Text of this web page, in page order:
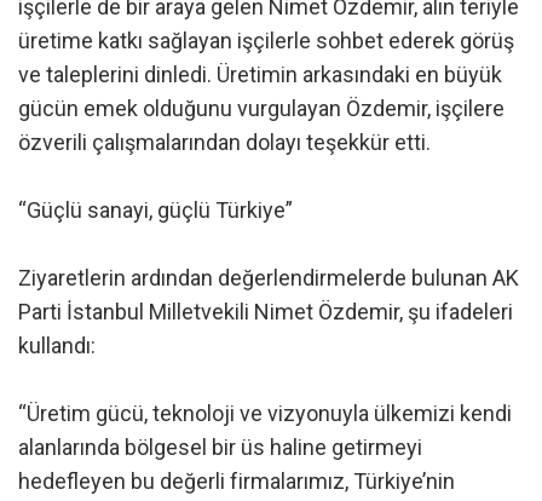
işçilerle de bir araya gelen Nimet Özdemir, alın teriyle
üretime katkı sağlayan işçilerle sohbet ederek görüş
ve taleplerini dinledi. Üretimin arkasındaki en büyük
gücün emek olduğunu vurgulayan Özdemir, işçilere
özverili çalışmalarından dolayı teşekkür etti.
“Güçlü sanayi, güçlü Türkiye”
Ziyaretlerin ardından değerlendirmelerde bulunan AK
Parti İstanbul Milletvekili Nimet Özdemir, şu ifadeleri
kullandı:
“Üretim gücü, teknoloji ve vizyonuyla ülkemizi kendi
alanlarında bölgesel bir üs haline getirmeyi
hedefleyen bu değerli firmalarımız, Türkiye’nin